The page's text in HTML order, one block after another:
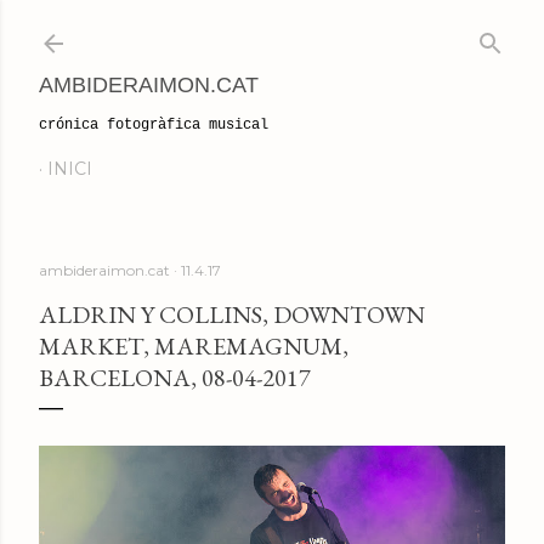
AMBIDERAIMON.CAT
crónica fotogràfica musical
INICI
ambideraimon.cat 11.4.17
ALDRIN Y COLLINS, DOWNTOWN
MARKET, MAREMAGNUM,
BARCELONA, 08-04-2017